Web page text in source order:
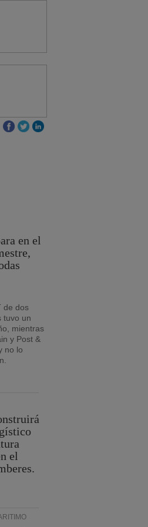
en el
de dos
tuvo un
mientras
y Post &
no lo
el